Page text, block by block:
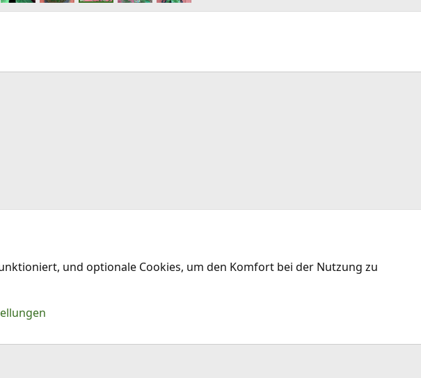
und optionale Cookies, um den Komfort bei der Nutzung zu